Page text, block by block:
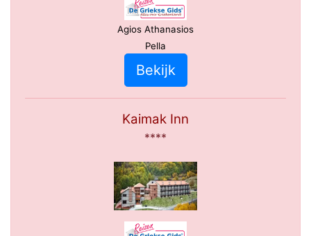
Agios Athanasios
Pella
Bekijk
Kaimak Inn
****